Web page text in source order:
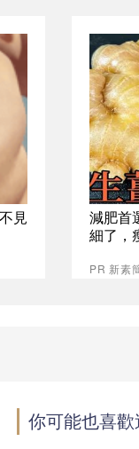
見
減肥首
細了，
PR 新素
你可能也喜歡